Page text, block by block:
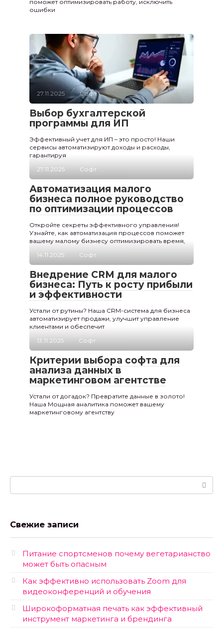
поможет оптимизировать работу, исключить
ошибки
27.11.2025 Софт
Выбор бухгалтерской
программы для ИП
Эффективный учет для ИП – это просто! Наши
сервисы автоматизируют доходы и расходы,
гарантируя
27.11.2025
Софт
Автоматизация малого
бизнеса полное руководство
по оптимизации процессов
Откройте секреты эффективного управления!
Узнайте, как автоматизация процессов поможет
вашему малому бизнесу оптимизировать время,
14.11.2025
Софт
Внедрение CRM для малого
бизнеса: Путь к росту прибыли
и эффективности
Устали от рутины? Наша CRM-система для бизнеса
автоматизирует продажи, улучшит управление
клиентами и обеспечит
13.11.2025
Софт
Критерии выбора софта для
анализа данных в
маркетинговом агентстве
Устали от догадок? Превратите данные в золото!
Наша Мощная аналитика поможет вашему
маркетинговому агентству
Свежие записи
Питание спортсменов почему вегетарианство
может быть опасным
Как эффективно использовать Zoom для
видеоконференций и обучения
Широкоформатная печать как эффективный
инструмент маркетинга и брендинга